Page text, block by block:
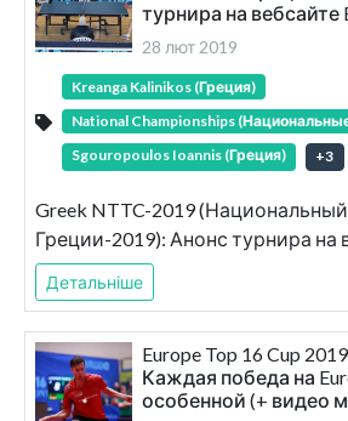
турнира на вебсайте
28 лют 2019
Kreanga Kalinikos (Греция)
National Championships
Sgouropoulos Ioannis (Греция)
+3
Greek NTTC-2019
Греции-2019): Анонс турнира на
Детальніше
Europe Top 16 Cup
Каждая победа на
особенной (+ видео